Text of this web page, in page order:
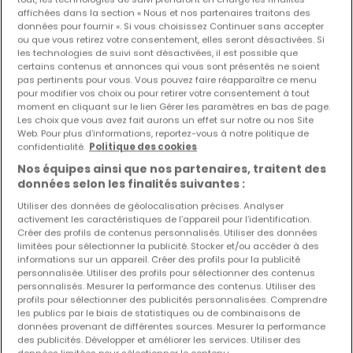
Les nouvelles annonces et baisses de prix en
avant première !
Activez une alerte sur cette recherche pour recevoir les
nouveaux biens ainsi que les changements de prix dans
votre boite email !
Créez une alerte
Projets neufs à vendre à proximité
Achat projets neufs Aumetz
Achat projets neufs Villerupt
Achat projets neufs Fontoy
affichées dans la section « Nous et nos partenaires traitons des
données pour fournir ». Si vous choisissez Continuer sans accepter
ou que vous retirez votre consentement, elles seront désactivées. Si
les technologies de suivi sont désactivées, il est possible que
certains contenus et annonces qui vous sont présentés ne soient
pas pertinents pour vous. Vous pouvez faire réapparaître ce menu
pour modifier vos choix ou pour retirer votre consentement à tout
moment en cliquant sur le lien Gérer les paramètres en bas de page.
Les choix que vous avez fait aurons un effet sur notre ou nos Site
Web. Pour plus d’informations, reportez-vous à notre politique de
confidentialité. Politique des cookies
Nos équipes ainsi que nos partenaires, traitent des
données selon les finalités suivantes :
Utiliser des données de géolocalisation précises. Analyser
activement les caractéristiques de l’appareil pour l’identification.
Créer des profils de contenus personnalisés. Utiliser des données
limitées pour sélectionner la publicité. Stocker et/ou accéder à des
informations sur un appareil. Créer des profils pour la publicité
personnalisée. Utiliser des profils pour sélectionner des contenus
personnalisés. Mesurer la performance des contenus. Utiliser des
profils pour sélectionner des publicités personnalisées. Comprendre
les publics par le biais de statistiques ou de combinaisons de
données provenant de différentes sources. Mesurer la performance
des publicités. Développer et améliorer les services. Utiliser des